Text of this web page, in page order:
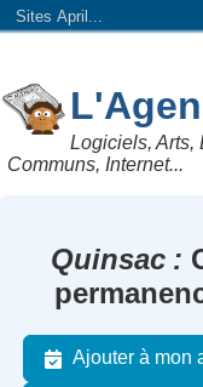
Sites April...
Logiciels, Arts,
Communs, Internet...
Quinsac
Ajouter à mon